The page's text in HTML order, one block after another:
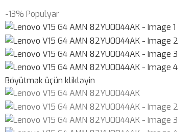
-13% Populyar
Böyütmək üçün klikləyin